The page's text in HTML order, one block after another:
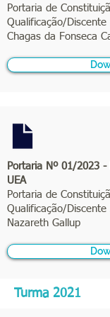
Portaria de
Qualificação/
Chagas da Fonseca
Portaria Nº 01/2023 -
UEA
Portaria de
Qualificação/Discente
Nazareth Gallup
Turma 2021